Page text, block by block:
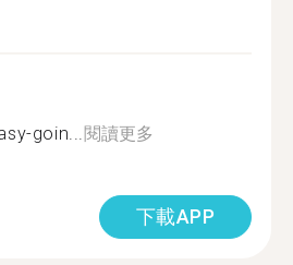
goin...閱讀更多
下載APP